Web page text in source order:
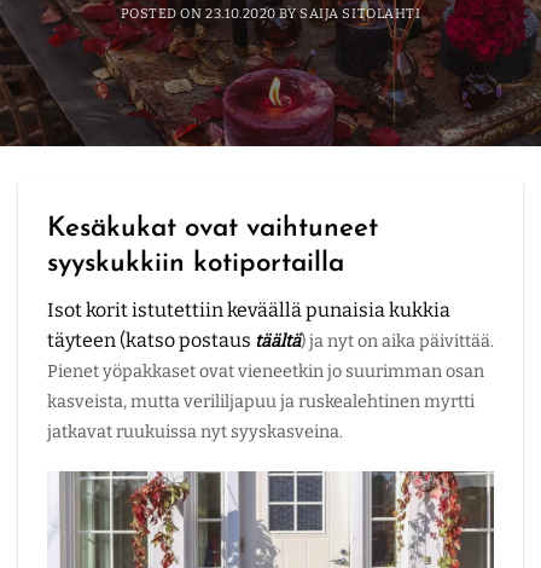
POSTED ON23.10.2020BYSAIJA SITOLAHTI
Kesäkukat ovat vaihtuneet
syyskukkiin kotiportailla
Isot korit istutettiin keväällä punaisia kukkia
täyteen (katso postaus täältä) ja nyt on aika päivittää.
Pienet yöpakkaset ovat vieneetkin jo suurimman osan
kasveista, mutta verililjapuu ja ruskealehtinen myrtti
jatkavat ruukuissa nyt syyskasveina.